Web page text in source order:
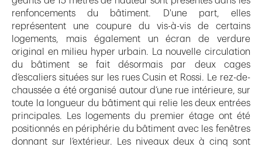
renfoncements du bâtiment. D'une part, elles
représentent une coupure du vis-à-vis de certains
logements, mais également un écran de verdure
original en milieu hyper urbain. La nouvelle circulation
du bâtiment se fait désormais par deux cages
d’escaliers situées sur les rues Cusin et Rossi. Le rez-de-
chaussée a été organisé autour d’une rue intérieure, sur
toute la longueur du bâtiment qui relie les deux entrées
principales. Les logements du premier étage ont été
positionnés en périphérie du bâtiment avec les fenêtres
donnant sur l’extérieur. Les niveaux deux à cinq sont